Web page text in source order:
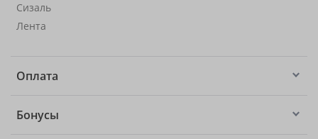
Сизаль
Лента
Оплата
Бонусы